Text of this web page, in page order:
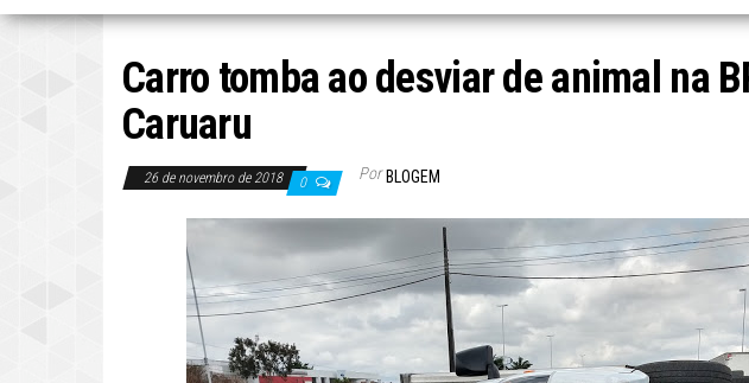
Carro tomba ao desviar de animal na
Caruaru
26 de novembro de 2018 0 Por BLOGEM